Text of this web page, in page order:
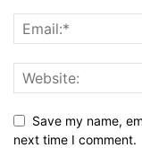
Save my name,
next time I comment.